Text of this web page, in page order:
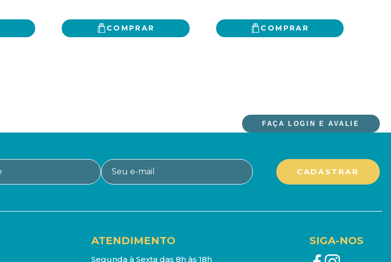
COMPRAR COMPRAR
FAÇA LOGIN E AVALIE
ATENDIMENTO
Segunda à Sexta das 8h às 18h
SIGA-NOS